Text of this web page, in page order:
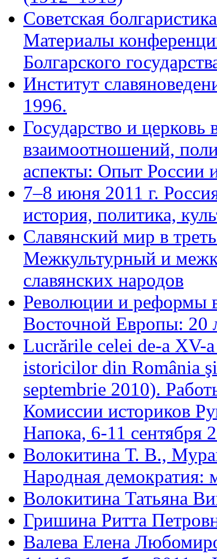
Советская
Материалы
Болгарского
Институт
1996.
Государство и
взаимоотношений,
аспекты: Опыт России
7–8 июня 2011 г.
история, политика,
Славянский мир в
Межкультурный и
славянских народов
Революции и реформы
Восточной Европы: 20
Lucrările celei de-a XV-
istoricilor din România
septembrie 2010).
Комиссии историков
Напока, 6-11 сентября
Волокитина Т. В.,
Народная демократия:
Волокитина Татьяна
Гришина Ритта
Валева Елена